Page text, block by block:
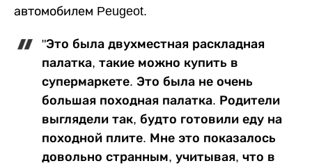
автомобилем Peugeot.
"Это была двухместная раскладная
палатка, такие можно купить в
супермаркете. Это была не очень
большая походная палатка. Родители
выглядели так, будто готовили еду на
походной плите. Мне это показалось
довольно странным, учитывая, что в